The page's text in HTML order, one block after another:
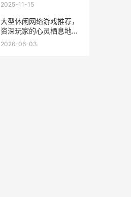
2025-11-15
大型休闲网络游戏推荐，
资深玩家的心灵栖息地指
南
2026-06-03